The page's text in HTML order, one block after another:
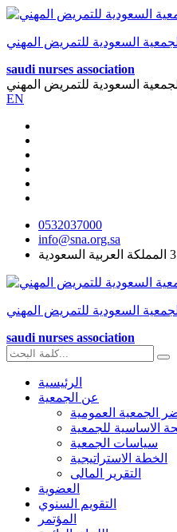
السعودية للتمريض المهني
saudi nurses association
السعودية للتمريض المهني
EN
0532037000
info@sna.org.sa
السعودية للتمريض المهني
saudi nurses association
الرئيسية
عن الجمعية
الجمعية العمومية
الاساسية للجمعية
سياسات الجمعية
الخطة الاستراتيجية
التقرير المالى
العضوية
التقويم السنوي
المؤتمر